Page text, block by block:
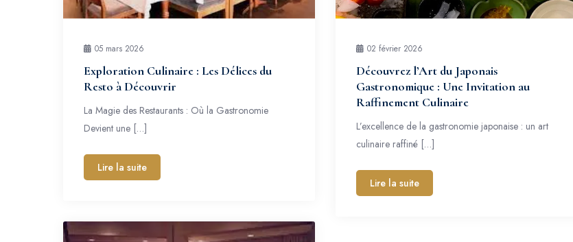
05 mars 2026
Exploration Culinaire : Les Délices du
Resto à Découvrir
La Magie des Restaurants : Où la Gastronomie
Devient une […]
Lire la suite
02 février 2026
Découvrez l’Art du Japonais
Gastronomique : Une Invitation au
Raffinement Culinaire
L’excellence de la gastronomie japonaise : un art
culinaire raffiné […]
Lire la suite